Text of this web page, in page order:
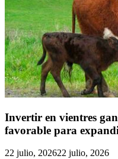
Invertir en vientres
favorable para
22 julio, 202622 julio, 2026